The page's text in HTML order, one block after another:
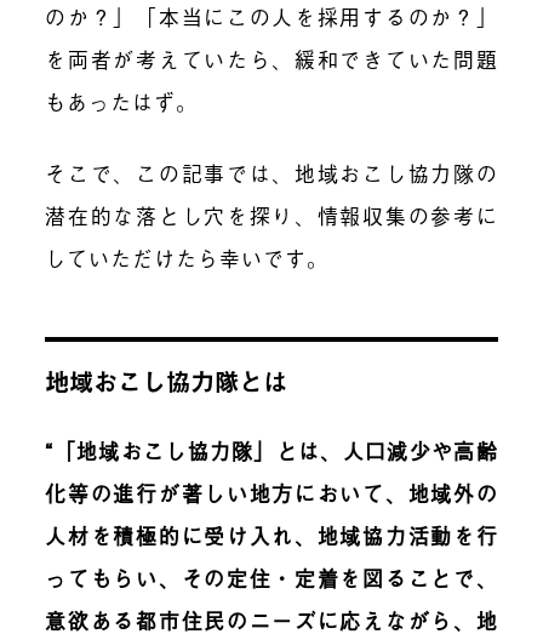
のか？」「本当にこの人を採用するのか？」
を両者が考えていたら、緩和できていた問題
もあったはず。
そこで、
この記事では、地域おこし協力隊の
潜在的な落とし穴を探 り、情報収集の参考に
していただけたら幸いです。
地域おこし協力隊とは
“「地域おこし協力隊」とは、人口減少や高齢
化等の進行が著しい地方において、地域外の
人材を積極的に受け入れ、地域協力活動を行
ってもらい、その定住・定着を図ることで、
意欲ある都市住民のニーズに応えながら、地